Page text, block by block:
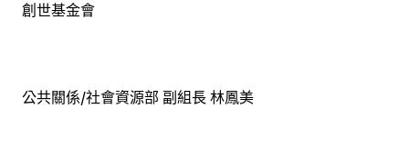
創世基金會
公共關係/社會資源部 副組長 林鳳美